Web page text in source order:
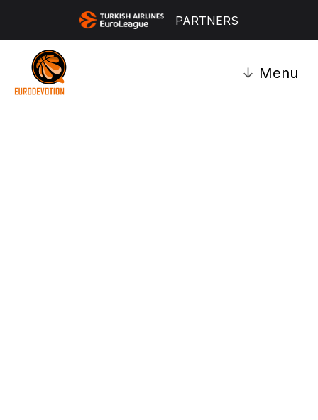
PARTNERS
↓ Menu